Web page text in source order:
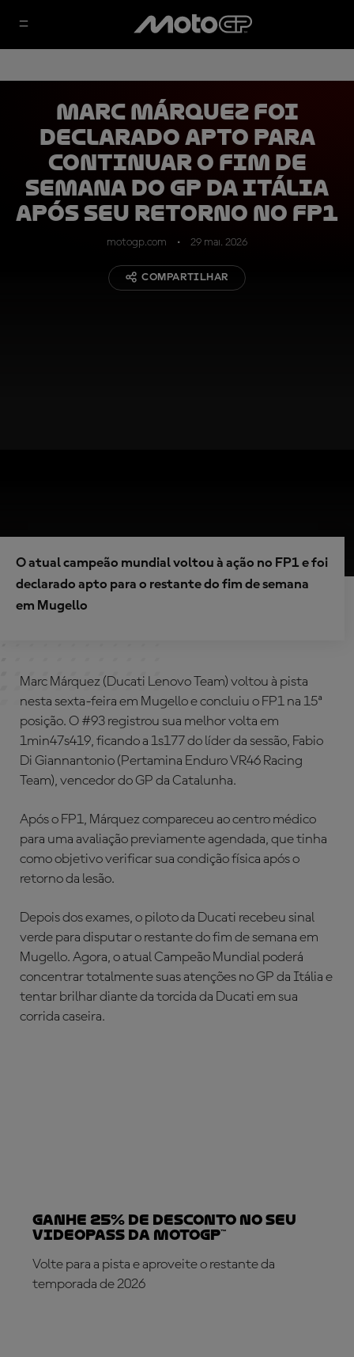
Marc Márquez foi
declarado apto para
continuar o fim de
semana do GP da Itália
após seu retorno no FP1
motogp.com 29 mai. 2026
COMPARTILHAR
O atual campeão mundial voltou à ação no FP1 e foi
declarado apto para o restante do fim de semana
em Mugello
Marc Márquez (Ducati Lenovo Team) voltou à pista
nesta sexta-feira em Mugello e concluiu o FP1 na 15ª
posição. O #93 registrou sua melhor volta em
1min47s419, ficando a 1s177 do líder da sessão, Fabio
Di Giannantonio (Pertamina Enduro VR46 Racing
Team), vencedor do GP da Catalunha.
Após o FP1, Márquez compareceu ao centro médico
para uma avaliação previamente agendada, que tinha
como objetivo verificar sua condição física após o
retorno da lesão.
Depois dos exames, o piloto da Ducati recebeu sinal
verde para disputar o restante do fim de semana em
Mugello. Agora, o atual Campeão Mundial poderá
concentrar totalmente suas atenções no GP da Itália e
tentar brilhar diante da torcida da Ducati em sua
corrida caseira.
Ganhe 25% de desconto no seu
VideoPass da MotoGP™
Volte para a pista e aproveite o restante da
temporada de 2026